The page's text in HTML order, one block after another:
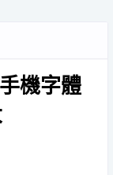
機字體